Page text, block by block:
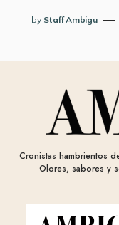
by Staff Ambigu
Cronistas hambrientos
Olores, sabores y